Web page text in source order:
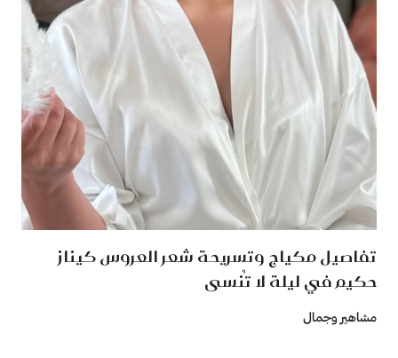
تفاصيل مكياج وتسريحة شعر العروس كيناز
حكيم في ليلة لا تُنسى
مشاهير وجمال